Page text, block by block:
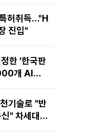
허취득…"H
진입"
한 '한국판
개 AI모
기술로 "반
" 차세대